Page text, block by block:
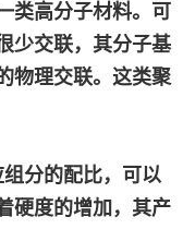
类高分子材料。
可
少交联，其分子基
物理交联。这类聚
分的配比，可以
硬度的增加，其产